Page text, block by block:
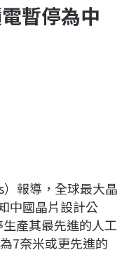
暫停為中
報導，全球最大晶
中國晶片設計公
產其最先進的人工
7奈米或更先進的